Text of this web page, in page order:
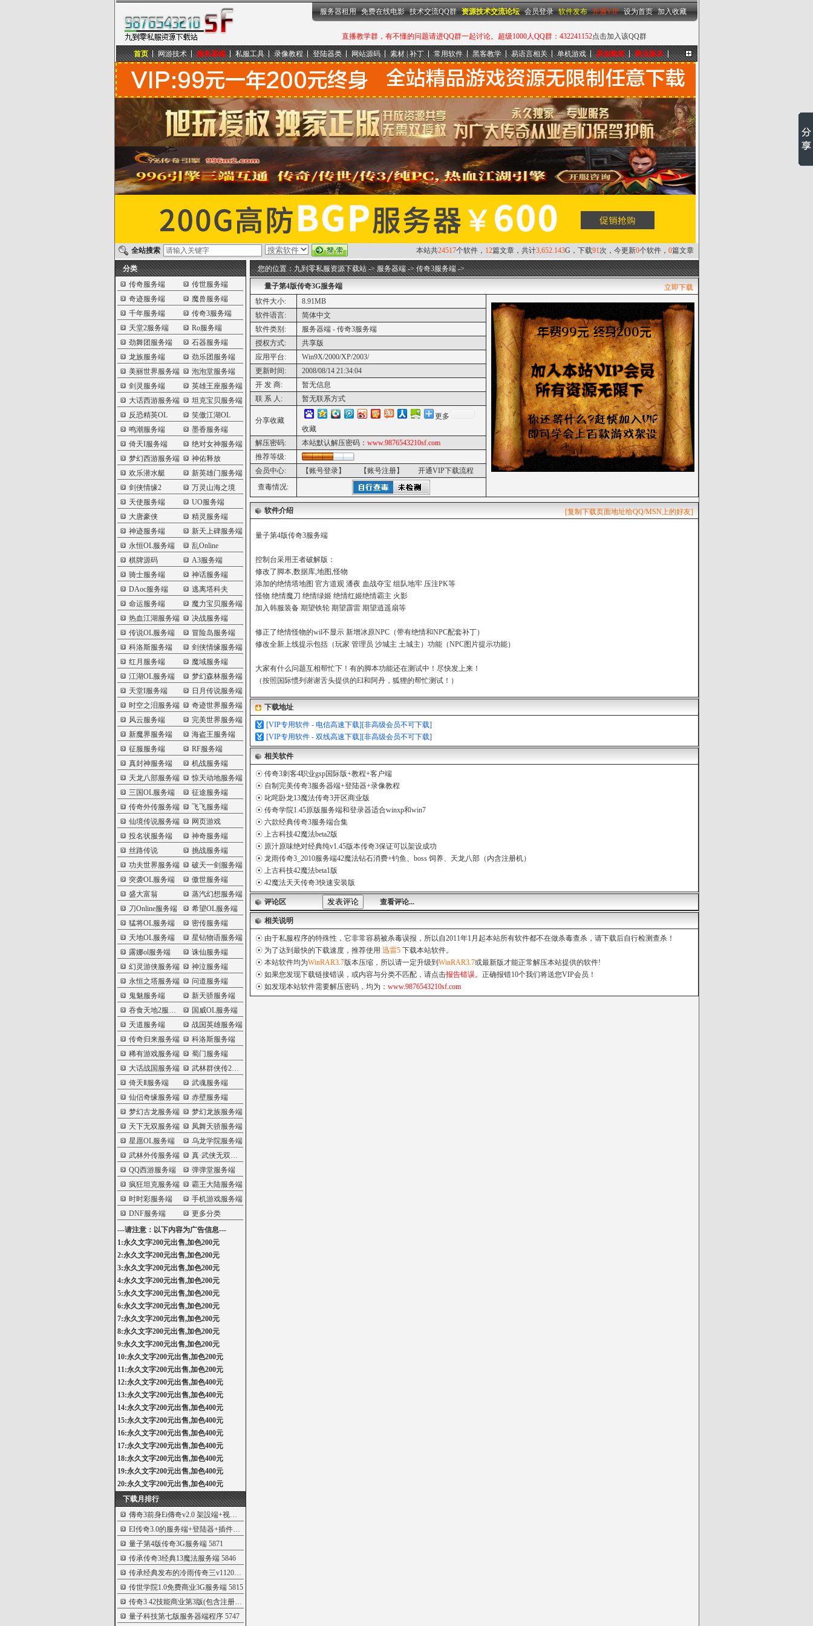
九到零私服资源下载站
设为首页|加入收藏
直播教学群，有不懂的问题请进QQ群一起讨论。超级1000人QQ群：432241152点击加入该QQ群
服务器租用 免费在线电影 技术交流QQ群 资源技术交流论坛 会员登录 软件发布 开通VIP 设为首页 加入收藏
更多...
首页 网游技术 服务器端 私服工具 录像教程 登陆器类 网站源码 素材 | 补丁 常用软件 黑客教学 易语言相关 单机游戏 原创教程 商业版本
本站共24517个软件， 12篇文章，共计3,652.143G，下载91次，今更新0个软件， 0篇文章
全站搜索
分类
传奇服务端
传世服务端
奇迹服务端
魔兽服务端
千年服务端
传奇3服务端
天堂2服务端
Ro服务端
劲舞团服务端
石器服务端
龙族服务端
劲乐团服务端
美丽世界服务端
泡泡堂服务端
剑灵服务端
英雄王座服务端
大话西游服务端
坦克宝贝服务端
反恐精英OL
笑傲江湖OL
鸣潮服务端
墨香服务端
倚天I服务端
绝对女神服务端
梦幻西游服务端
神佑释放
欢乐潜水艇
新英雄门服务端
剑侠情缘2
万灵山海之境
天使服务端
UO服务端
大唐豪侠
精灵服务端
神迹服务端
新天上碑服务端
永恒OL服务端
乱Online
棋牌源码
A3服务端
骑士服务端
神话服务端
DAoc服务端
逃离塔科夫
命运服务端
魔力宝贝服务端
热血江湖服务端
决战服务端
传说OL服务端
冒险岛服务端
科洛斯服务端
剑侠情缘服务端
红月服务端
魔域服务端
江湖OL服务端
梦幻森林服务端
天堂I服务端
日月传说服务端
时空之泪服务端
奇迹世界服务端
风云服务端
完美世界服务端
新魔界服务端
海盗王服务端
征服服务端
RF服务端
真封神服务端
机战服务端
天龙八部服务端
惊天动地服务端
三国OL服务端
征途服务端
传奇外传服务端
飞飞服务端
仙境传说服务端
网页游戏
投名状服务端
神奇服务端
丝路传说
挑战服务端
功夫世界服务端
破天一剑服务端
突袭OL服务端
傲世服务端
盛大富翁
蒸汽幻想服务端
刀Online服务端
希望OL服务端
猛将OL服务端
密传服务端
天地OL服务端
星钻物语服务端
露娜ol服务端
诛仙服务端
幻灵游侠服务端
神泣服务端
永恒之塔服务端
问道服务端
鬼魅服务端
新天骄服务端
吞食天地2服务端
国威OL服务端
天道服务端
战国英雄服务端
传奇归来服务端
科洛斯服务端
稀有游戏服务端
蜀门服务端
大话战国服务端
武林群侠传2服务端
倚天Ⅱ服务端
武魂服务端
仙侣奇缘服务端
赤壁服务端
梦幻古龙服务端
梦幻龙族服务端
天下无双服务端
凤舞天骄服务端
星愿OL服务端
乌龙学院服务端
武林外传服务端
真·武侠无双服务端
QQ西游服务端
弹弹堂服务端
疯狂坦克服务端
霸王大陆服务端
时时彩服务端
手机游戏服务端
DNF服务端
更多分类
---请注意：以下内容为广告信息---
1:永久文字200元出售,加色200元
2:永久文字200元出售,加色200元
3:永久文字200元出售,加色200元
4:永久文字200元出售,加色200元
5:永久文字200元出售,加色200元
6:永久文字200元出售,加色200元
7:永久文字200元出售,加色200元
8:永久文字200元出售,加色200元
9:永久文字200元出售,加色200元
10:永久文字200元出售,加色200元
11:永久文字200元出售,加色200元
12:永久文字200元出售,加色400元
13:永久文字200元出售,加色400元
14:永久文字200元出售,加色400元
15:永久文字200元出售,加色400元
16:永久文字200元出售,加色400元
17:永久文字200元出售,加色400元
18:永久文字200元出售,加色400元
19:永久文字200元出售,加色400元
20:永久文字200元出售,加色400元
下载月排行
傳奇3前身Ei傳奇v2.0 架設端+视频教程[親測
EI传奇3.0的服务端+登陆器+插件+客户端
量子第4版传奇3G服务端5871
传承传奇3经典13魔法服务端5846
传承经典发布的冷雨传奇三v1120第二版
传世学院1.0免费商业3G服务端5815
传奇3 42技能商业第3版(包含注册机_商业登
量子科技第七版服务器端程序5747
您的位置：九到零私服资源下载站->服务器端->传奇3服务端->
立即下载
量子第4版传奇3G服务端
软件大小:
8.91MB
软件语言:
简体中文
软件类别:
服务器端 - 传奇3服务端
授权方式:
共享版
应用平台:
Win9X/2000/XP/2003/
更新时间:
2008/08/14 21:34:04
开 发 商:
暂无信息
联 系 人:
暂无联系方式
分享收藏
更多
收藏
解压密码:
本站默认解压密码： www.9876543210sf.com
推荐等级:
会员中心:
【账号登录】 【账号注册】
开通VIP下载流程
查毒情况:
[复制下载页面地址给QQ/MSN上的好友]
软件介绍
量子第4版传奇3服务端
控制台采用王者破解版：
修改了脚本,数据库,地图,怪物
添加的绝情塔地图 官方道观 潘夜 血战夺宝 组队地牢 压注PK等
怪物 绝情魔刀 绝情绿姬 绝情红姬绝情霸主 火影
加入韩服装备 期望铁轮 期望霹雷 期望逍遥扇等
修正了绝情怪物的wil不显示 新增冰原NPC（带有绝情和NPC配套补丁）
修改全新上线提示包括（玩家 管理员 沙城主 土城主）功能（NPC图片提示功能）
大家有什么问题互相帮忙下！有的脚本功能还在测试中！尽快发上来！
（按照国际惯列谢谢舌头提供的EI和阿丹，狐狸的帮忙测试！）
下载地址
[VIP专用软件 - 电信高速下载][非高级会员不可下载]
[VIP专用软件 - 双线高速下载][非高级会员不可下载]
相关软件
☉ 传奇3刺客4职业gsp国际版+教程+客户端
☉ 自制完美传奇3服务器端+登陆器+录像教程
☉ 叱咤卧龙13魔法传奇3开区商业版
☉ 传奇学院1.45原版服务端和登录器适合winxp和win7
☉ 六款经典传奇3服务端合集
☉ 上古科技42魔法beta2版
☉ 原汁原味绝对经典纯v1.45版本传奇3保证可以架设成功
☉ 龙雨传奇3_2010服务端42魔法钻石消费+钓鱼、boss 饲养、天龙八部（内含注册机）
☉ 上古科技42魔法beta1版
☉ 42魔法天天传奇3快速安装版
评论区 查看评论...
相关说明
☉ 由于私服程序的特殊性，它非常容易被杀毒误报，所以自2011年1月起本站所有软件都不在做杀毒查杀，请下载后自行检测查杀！
☉ 为了达到最快的下载速度，推荐使用 迅雷5下载本站软件。
☉ 本站软件均为WinRAR3.7版本压缩，所以请一定升级到 WinRAR3.7或最新版才能正常解压本站提供的软件!
☉ 如果您发现下载链接错误，或内容与分类不匹配，请点击报告错误。正确报错10个我们将送您VIP会员！
☉ 如发现本站软件需要解压密码，均为： www.9876543210sf.com